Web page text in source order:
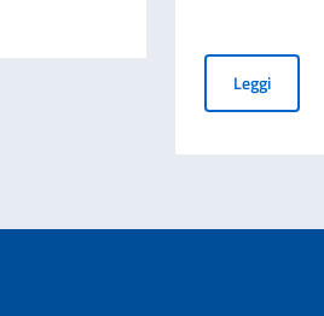
L’A.A. 2026-2027 – GRADUATORIA FINALE
Leggi